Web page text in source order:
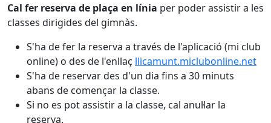
Cal fer reserva de plaça en línia per poder assistir a les
classes dirigides del gimnàs.
S'ha de fer la reserva a través de l'aplicació (mi club
online) o des de l'enllaç llicamunt.miclubonline.net
S'ha de reservar des d'un dia fins a 30 minuts
abans de començar la classe.
Si no es pot assistir a la classe, cal anul·lar la
reserva.